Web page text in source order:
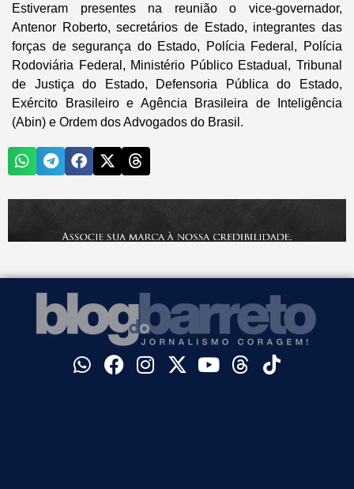
Estiveram presentes na reunião o vice-governador,
Antenor Roberto, secretários de Estado, integrantes das
forças de segurança do Estado, Polícia Federal, Polícia
Rodoviária Federal, Ministério Público Estadual, Tribunal
de Justiça do Estado, Defensoria Pública do Estado,
Exército Brasileiro e Agência Brasileira de Inteligência
(Abin) e Ordem dos Advogados do Brasil.